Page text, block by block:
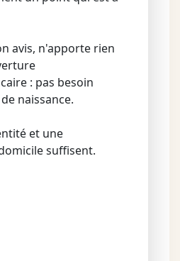
avis, n'apporte rien
: pas besoin
naissance.
et une
suffisent.